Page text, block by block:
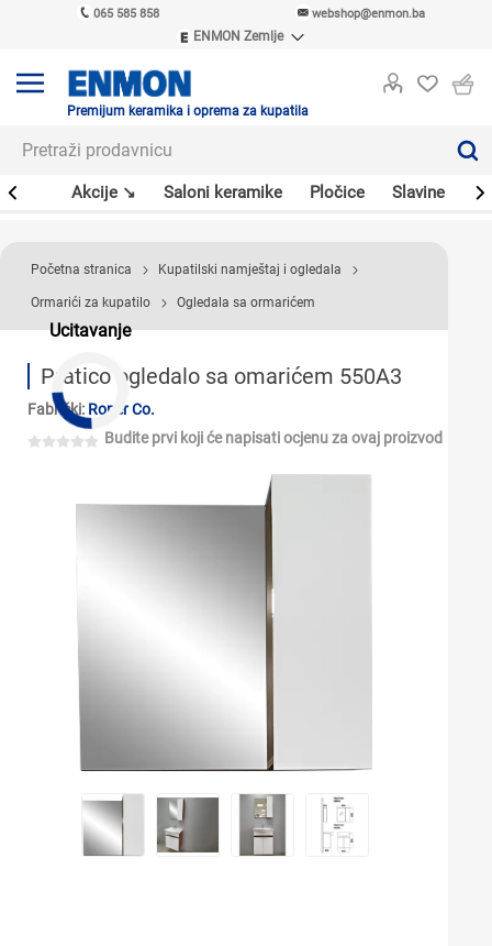
065 585 858 webshop@enmon.ba
ENMON Zemlje
ENMON MKD
Premijum keramika i oprema za kupatila
Akcije ↘ Saloni keramike Pločice Slavine
Ucitavanje
Početna stranica Kupatilski namještaj i ogledala
Ormarići za kupatilo Ogledala sa ormarićem
Pratico ogledalo sa omarićem 550A3
Fabrički: Roper Co.
Budite prvi koji će napisati ocjenu za ovaj proizvod